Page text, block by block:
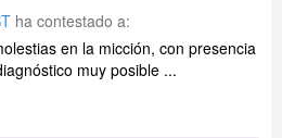
ha contestado a:
en la micción, con presencia
muy posible ...